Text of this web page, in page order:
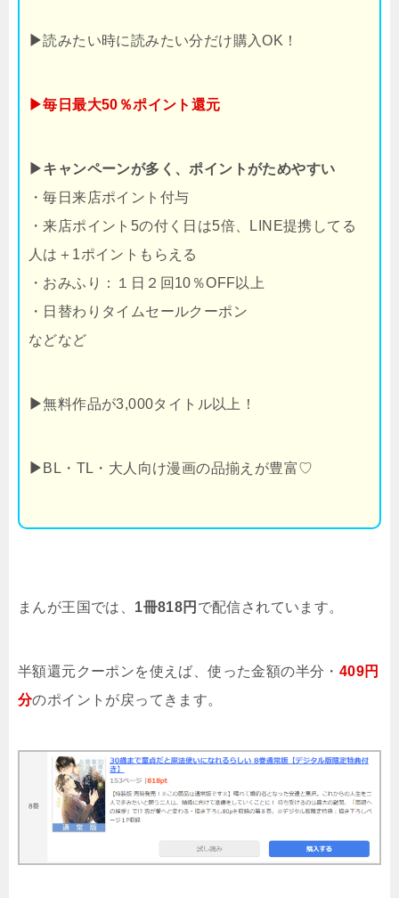
▶読みたい時に読みたい分だけ購入OK！
▶毎日最大50％ポイント還元
▶キャンペーンが多く、ポイントがためやすい
・毎日来店ポイント付与
・来店ポイント5の付く日は5倍、LINE提携してる
人は＋1ポイントもらえる
・おみふり：１日２回10％OFF以上
・日替わりタイムセールクーポン
などなど
▶無料作品が3,000タイトル以上！
▶ BL・TL・大人向け漫画の品揃えが豊富♡
まんが王国では、 1冊818円 で配信されています。
半額還元クーポンを使えば、使った金額の半分・ 409円
分のポイントが戻ってきます。